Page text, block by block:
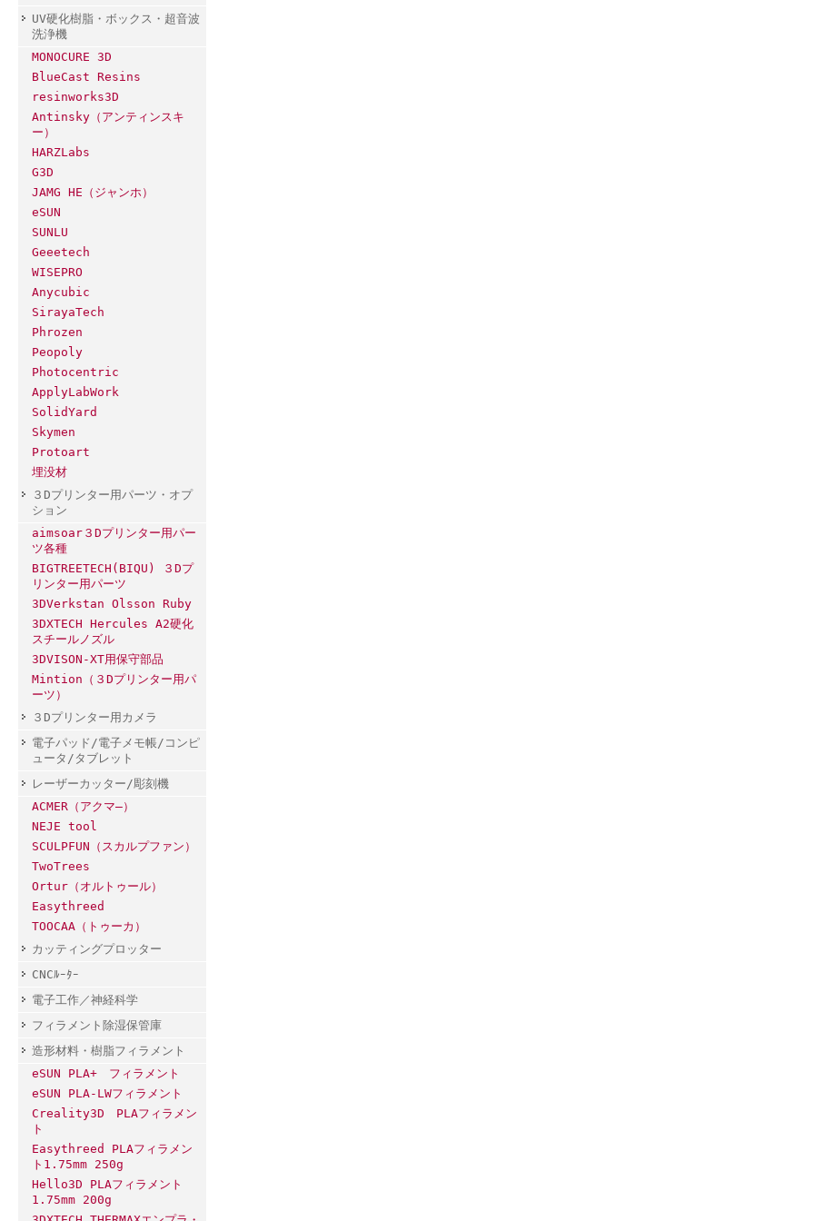
UV硬化樹脂・ボックス・超音波
洗浄機
MONOCURE 3D
BlueCast Resins
resinworks3D
Antinsky（アンティンスキ
ー）
HARZLabs
G3D
JAMG HE（ジャンホ）
eSUN
SUNLU
Geeetech
WISEPRO
Anycubic
SirayaTech
Phrozen
Peopoly
Photocentric
ApplyLabWork
SolidYard
Skymen
Protoart
埋没材
３Dプリンター用パーツ・オプ
ション
aimsoar３Dプリンター用パー
ツ各種
BIGTREETECH(BIQU) ３Dプ
リンター用パーツ
3DVerkstan Olsson Ruby
3DXTECH Hercules A2硬化
スチールノズル
3DVISON-XT用保守部品
Mintion（３Dプリンター用パ
ーツ）
３Dプリンター用カメラ
電子パッド/電子メモ帳/コンピ
ュータ/タブレット
レーザーカッター/彫刻機
ACMER（アクマ―）
NEJE tool
SCULPFUN（スカルプファン）
TwoTrees
Ortur（オルトゥール）
Easythreed
TOOCAA（トゥーカ）
カッティングプロッター
CNCﾙｰﾀｰ
電子工作／神経科学
フィラメント除湿保管庫
造形材料・樹脂フィラメント
eSUN PLA+ フィラメント
eSUN PLA-LWフィラメント
Creality3D PLAフィラメン
ト
Easythreed PLAフィラメン
ト1.75mm 250g
Hello3D PLAフィラメント
1.75mm 200g